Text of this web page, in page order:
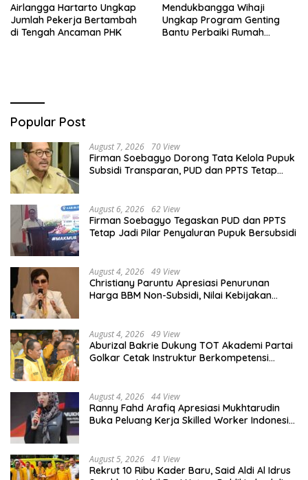
Airlangga Hartarto Ungkap
Jumlah Pekerja Bertambah
di Tengah Ancaman PHK
Mendukbangga Wihaji
Ungkap Program Genting
Bantu Perbaiki Rumah
Popular Post
August 7, 2026 70 View
Firman Soebagyo Dorong Tata Kelola Pupuk
Subsidi Transparan, PUD dan PPTS Tetap
August 6, 2026 62 View
Firman Soebagyo Tegaskan PUD dan PPTS
Tetap Jadi Pilar Penyaluran Pupuk Bersubsidi
August 4, 2026 49 View
Christiany Paruntu Apresiasi Penurunan
Harga BBM Non-Subsidi, Nilai Kebijakan
August 4, 2026 49 View
Aburizal Bakrie Dukung TOT Akademi Partai
Golkar Cetak Instruktur Berkompetensi
August 4, 2026 44 View
Ranny Fahd Arafiq Apresiasi Mukhtarudin
Buka Peluang Kerja Skilled Worker Indonesia
August 5, 2026 41 View
Rekrut 10 Ribu Kader Baru, Said Aldi Al Idrus